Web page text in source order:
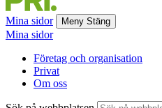
Mina sidor Meny Stäng
Mina sidor
Företag och organisation
Privat
Om oss